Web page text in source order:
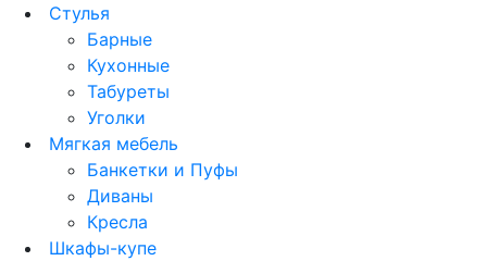
Стулья
Барные
Кухонные
Табуреты
Уголки
Мягкая мебель
Банкетки и Пуфы
Диваны
Кресла
Шкафы-купе